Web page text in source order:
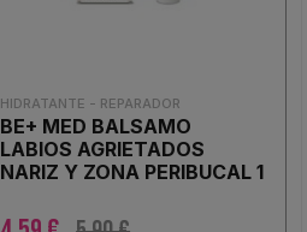
HIDRATANTE - REPARADOR
BE+ MED BALSAMO
LABIOS AGRIETADOS
NARIZ Y ZONA PERIBUCAL 1